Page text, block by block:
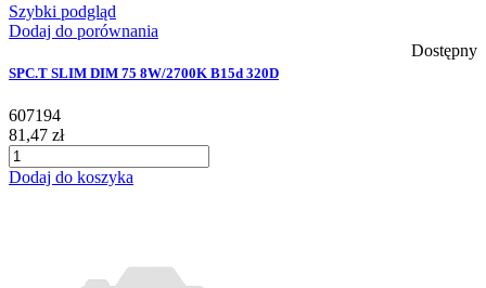
Szybki podgląd
Dodaj do porównania
Dostępny
SPC.T SLIM DIM 75 8W/2700K B15d 320D
607194
81,47 zł
Dodaj do koszyka